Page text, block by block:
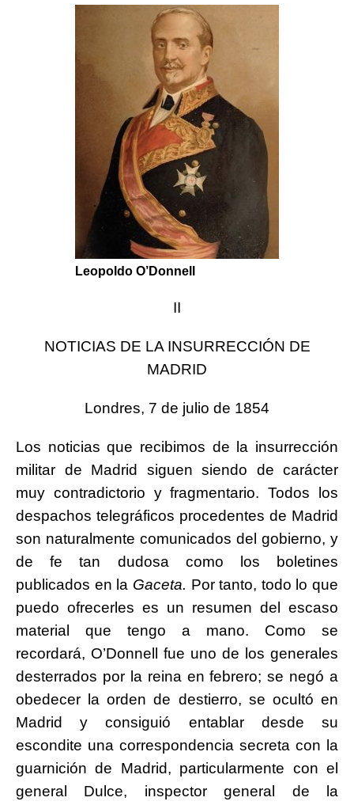
Leopoldo O’Donnell
II
NOTICIAS DE LA INSURRECCIÓN DE
MADRID
Londres, 7 de julio de 1854
Los noticias que recibimos de la insurrección
militar de Madrid siguen siendo de carácter
muy contradictorio y fragmentario. Todos los
despachos telegráficos procedentes de Madrid
son naturalmente comunicados del gobierno, y
de fe tan dudosa como los boletines
publicados en la Gaceta. Por tanto, todo lo que
puedo ofrecerles es un resumen del escaso
material que tengo a mano. Como se
recordará, O’Donnell fue uno de los generales
desterrados por la reina en febrero; se negó a
obedecer la orden de destierro, se ocultó en
Madrid y consiguió entablar desde su
escondite una correspondencia secreta con la
guarnición de Madrid, particularmente con el
general Dulce, inspector general de la